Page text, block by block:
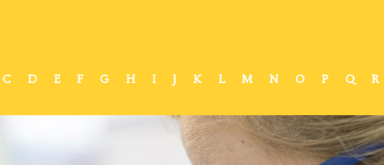
C D E F G H I J K L M N O P Q R